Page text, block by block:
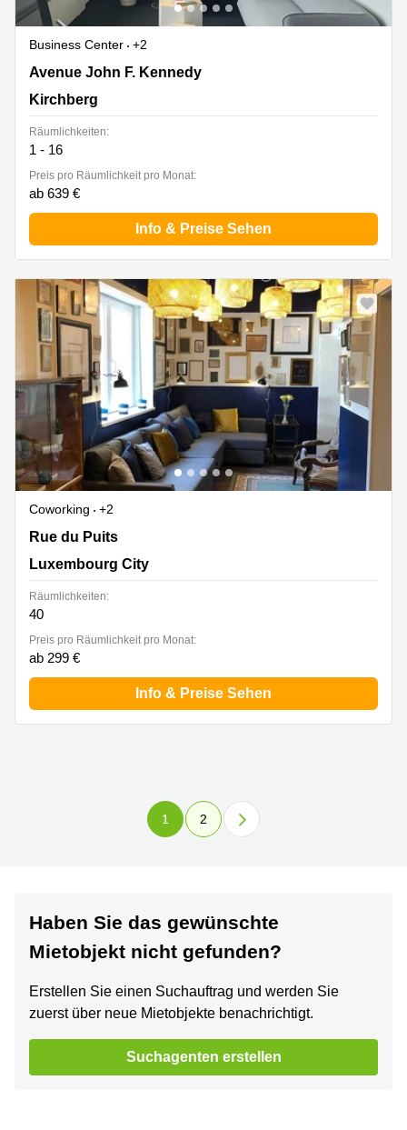
Business Center
+2
43 avenue John F. Kennedy, Kirchberg
Avenue John F. Kennedy
Kirchberg
Räumlichkeiten:
1 - 16
Preis pro Räumlichkeit pro Monat:
ab 639 €
Info & Preise Sehen
Coworking
+2
10A rue du Puits, Luxembourg City
Rue du Puits
Luxembourg City
Räumlichkeiten:
40
Preis pro Räumlichkeit pro Monat:
ab 299 €
Info & Preise Sehen
1 2
Haben Sie das gewünschte
Mietobjekt nicht gefunden?
Erstellen Sie einen Suchauftrag und werden Sie
zuerst über neue Mietobjekte benachrichtigt.
Suchagenten erstellen